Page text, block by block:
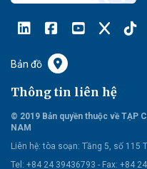
Bản đồ
Thông tin liên hệ
© 2019 Bản quyền thuộc về TẠP
NAM
Liên hệ: tòa soạn: Tầng 5, số 115
Tel: +84 24 39436793 - Fax: +84